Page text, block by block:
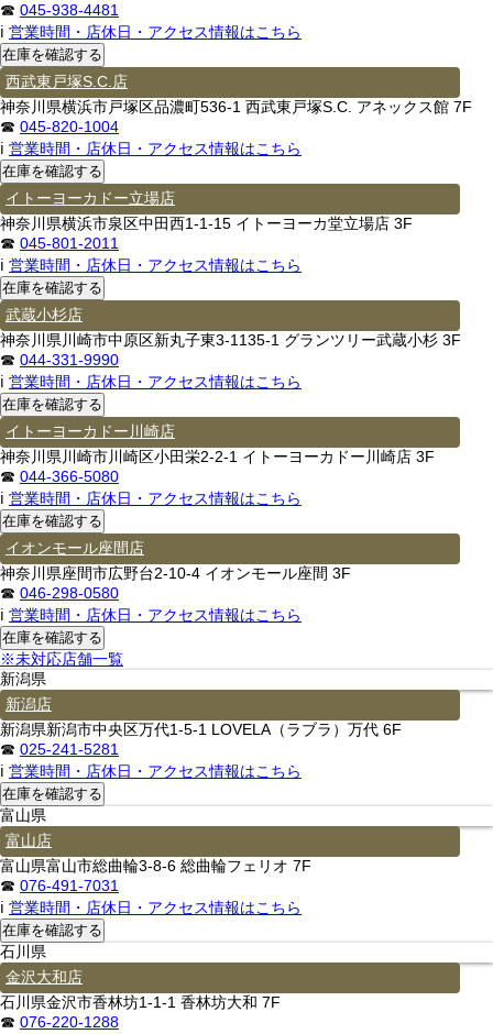
☎ 045-938-4481
ℹ 営業時間・店休日・アクセス情報はこちら
西武東戸塚S.C.店
神奈川県横浜市戸塚区品濃町536-1 西武東戸塚S.C. アネックス館 7F
☎ 045-820-1004
ℹ 営業時間・店休日・アクセス情報はこちら
イトーヨーカドー立場店
神奈川県横浜市泉区中田西1-1-15 イトーヨーカ堂立場店 3F
☎ 045-801-2011
ℹ 営業時間・店休日・アクセス情報はこちら
武蔵小杉店
神奈川県川崎市中原区新丸子東3-1135-1 グランツリー武蔵小杉 3F
☎ 044-331-9990
ℹ 営業時間・店休日・アクセス情報はこちら
イトーヨーカドー川崎店
神奈川県川崎市川崎区小田栄2-2-1 イトーヨーカドー川崎店 3F
☎ 044-366-5080
ℹ 営業時間・店休日・アクセス情報はこちら
イオンモール座間店
神奈川県座間市広野台2-10-4 イオンモール座間 3F
☎ 046-298-0580
ℹ 営業時間・店休日・アクセス情報はこちら
※未対応店舗一覧
新潟県
新潟店
新潟県新潟市中央区万代1-5-1 LOVELA（ラブラ）万代 6F
☎ 025-241-5281
ℹ 営業時間・店休日・アクセス情報はこちら
富山県
富山店
富山県富山市総曲輪3-8-6 総曲輪フェリオ 7F
☎ 076-491-7031
ℹ 営業時間・店休日・アクセス情報はこちら
石川県
金沢大和店
石川県金沢市香林坊1-1-1 香林坊大和 7F
☎ 076-220-1288